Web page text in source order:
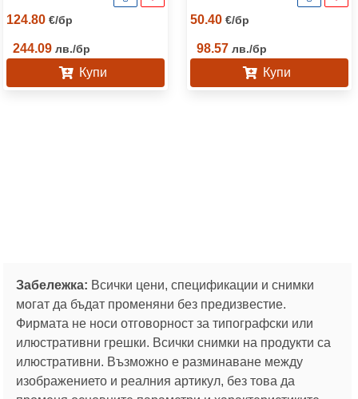
124.80 €/бр
244.09 лв./бр
Купи
50.40 €/бр
98.57 лв./бр
Купи
Забележка: Всички цени, спецификации и снимки
могат да бъдат променяни без предизвестие.
Фирмата не носи отговорност за типографски или
илюстративни грешки. Всички снимки на продукти са
илюстративни. Възможно е разминаване между
изображението и реалния артикул, без това да